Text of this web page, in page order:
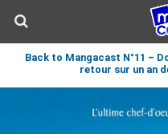
Back to Mangacast N°11 –
retour sur un an